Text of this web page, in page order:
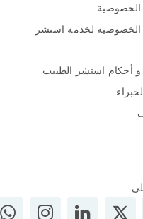
لخدمة استشر
أحكام استشر الطبيب